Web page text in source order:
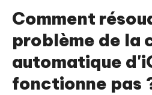
for iOS
Comment
problème de la
automatique
fonctionne pas